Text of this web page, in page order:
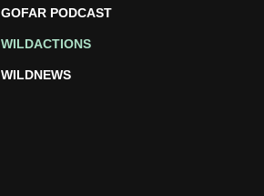
GOFAR PODCAST
WILDACTIONS
WILDNEWS